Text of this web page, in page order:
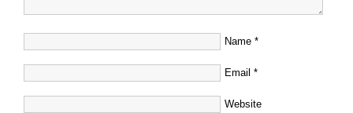
Name *
Email *
Website